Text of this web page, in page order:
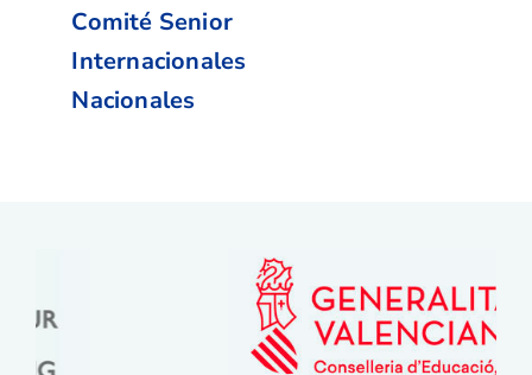
Comité Senior
Internacionales
Nacionales